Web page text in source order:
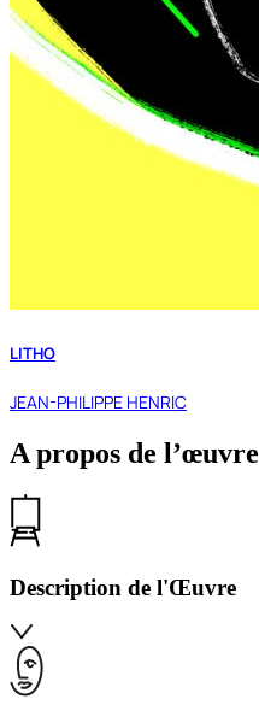
LITHO
JEAN-PHILIPPE HENRIC
A propos de l’œuvre
Description de l'Œuvre